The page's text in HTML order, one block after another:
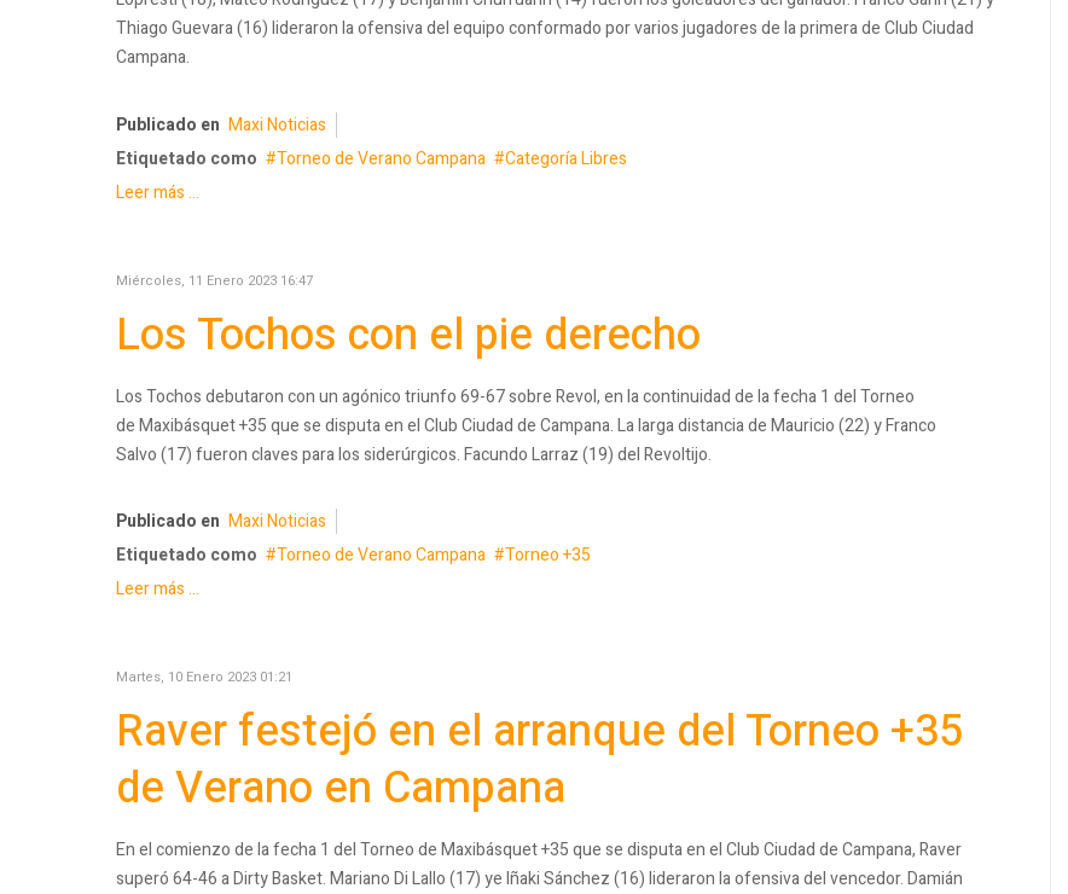
Thiago Guevara (16) lideraron la ofensiva del equipo conformado por varios jugadores de la primera de Club Ciudad
Campana.
Publicado en Maxi Noticias
Etiquetado como
Torneo de Verano Campana
Categoría Libres
Leer más ...
Miércoles, 11 Enero 2023 16:47
Los Tochos con el pie derecho
Los Tochos debutaron con un agónico triunfo 69-67 sobre Revol, en la continuidad de la fecha 1 del Torneo
de Maxibásquet +35 que se disputa en el Club Ciudad de Campana. La larga distancia de Mauricio (22) y Franco
Salvo (17) fueron claves para los siderúrgicos. Facundo Larraz (19) del Revoltijo.
Publicado en Maxi Noticias
Etiquetado como
Torneo de Verano Campana
Torneo +35
Leer más ...
Martes, 10 Enero 2023 01:21
Raver festejó en el arranque del Torneo +35
de Verano en Campana
En el comienzo de la fecha 1 del Torneo de Maxibásquet +35 que se disputa en el Club Ciudad de Campana, Raver
superó 64-46 a Dirty Basket. Mariano Di Lallo (17) ye Iñaki Sánchez (16) lideraron la ofensiva del vencedor. Damián